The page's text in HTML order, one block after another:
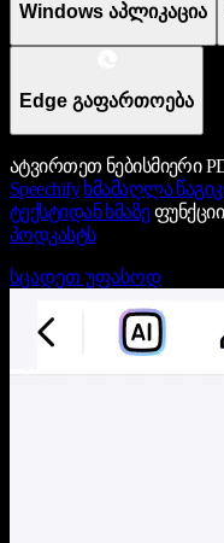
Windows აპლიკაცია
Edge გაფართოება
ატვირთეთ ნებისმიერი
Speechify ხმამაღლა
ტექსტიდან ხმაზე
პოდკასტს
სცადეთ უფასოდ